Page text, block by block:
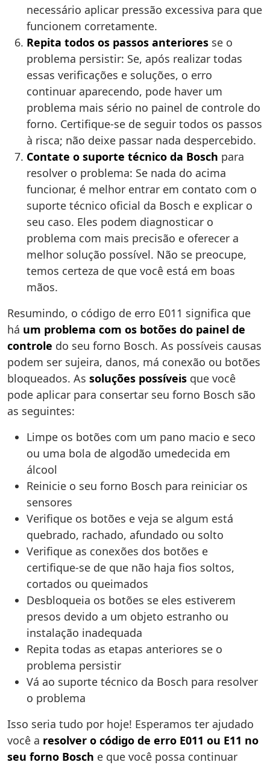
necessário aplicar pressão excessiva para que
funcionem corretamente.
Repita todos os passos anteriores se o
problema persistir: Se, após realizar todas
essas verificações e soluções, o erro
continuar aparecendo, pode haver um
problema mais sério no painel de controle do
forno. Certifique-se de seguir todos os passos
à risca; não deixe passar nada despercebido.
Contate o suporte técnico da Bosch para
resolver o problema: Se nada do acima
funcionar, é melhor entrar em contato com o
suporte técnico oficial da Bosch e explicar o
seu caso. Eles podem diagnosticar o
problema com mais precisão e oferecer a
melhor solução possível. Não se preocupe,
temos certeza de que você está em boas
mãos.
Resumindo, o código de erro E011 significa que
há um problema com os botões do painel de
controle do seu forno Bosch. As possíveis causas
podem ser sujeira, danos, má conexão ou botões
bloqueados. As soluções possíveis que você
pode aplicar para consertar seu forno Bosch são
as seguintes:
Limpe os botões com um pano macio e seco
ou uma bola de algodão umedecida em
álcool
Reinicie o seu forno Bosch para reiniciar os
sensores
Verifique os botões e veja se algum está
quebrado, rachado, afundado ou solto
Verifique as conexões dos botões e
certifique-se de que não haja fios soltos,
cortados ou queimados
Desbloqueia os botões se eles estiverem
presos devido a um objeto estranho ou
instalação inadequada
Repita todas as etapas anteriores se o
problema persistir
Vá ao suporte técnico da Bosch para resolver
o problema
Isso seria tudo por hoje! Esperamos ter ajudado
você a resolver o código de erro E011 ou E11 no
seu forno Bosch e que você possa continuar